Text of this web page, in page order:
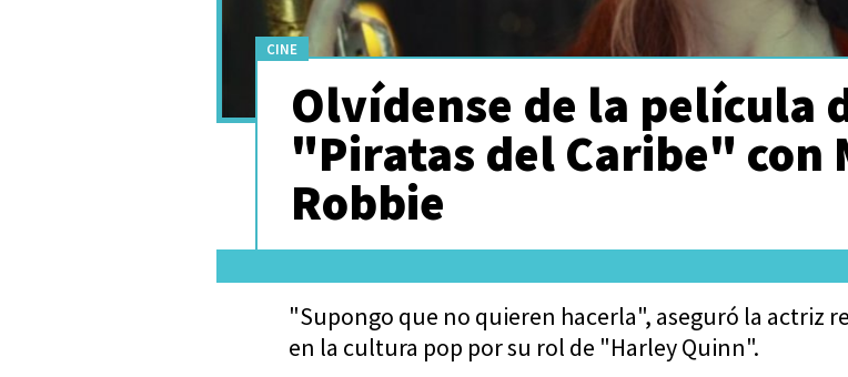
CINE
Olvídense de la película
"Piratas del Caribe" con
Robbie
"Supongo que no quieren hacerla", aseguró la actriz
en la cultura pop por su rol de "Harley Quinn".